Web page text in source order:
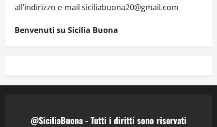
all’indirizzo e-mail siciliabuona20@gmail.com
Benvenuti su Sicilia Buona
@SiciliaBuona - Tutti i diritti sono riservati